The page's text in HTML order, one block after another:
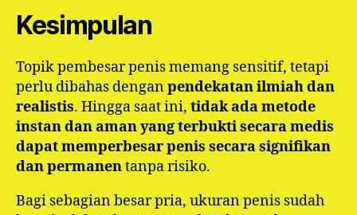
Kesimpulan
Topik pembesar penis memang sensitif, tetapi
perlu dibahas denganpendekatan ilmiah dan
realistis. Hingga saat ini, tidak ada metode
instan dan aman yang terbukti secara medis
dapat memperbesar penis secara signifikan
dan permanentanpa risiko.
Bagi sebagian besar pria, ukuran penis sudah